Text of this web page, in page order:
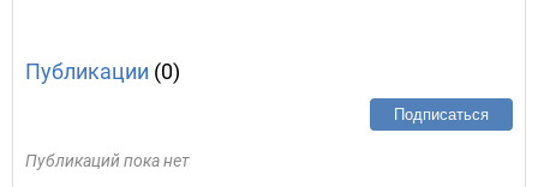
Публикации (0)
Подписаться
Публикаций пока нет